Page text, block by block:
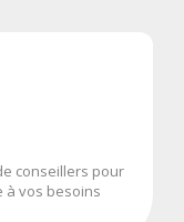
conseillers pour
à vos besoins